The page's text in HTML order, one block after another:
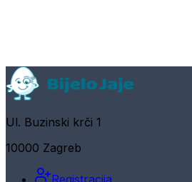
Ul. Buzinski krči 1
10000 Zagreb